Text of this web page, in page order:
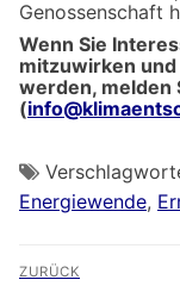
Genossenschaft
Wenn Sie
mitzuwirken
werden, melden
(
Energiewende,
ZURÜCK